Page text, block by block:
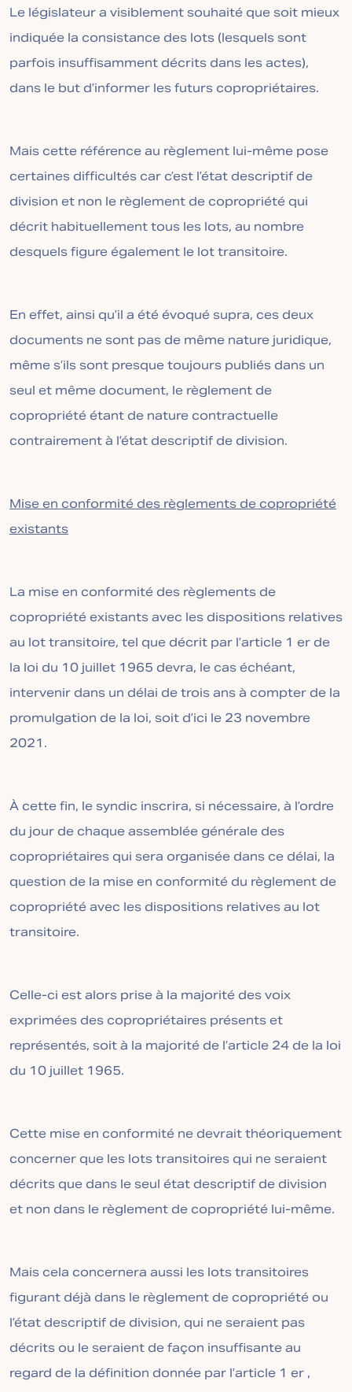
Le législateur a visiblement souhaité que soit mieux
indiquée la consistance des lots (lesquels sont
parfois insuffisamment décrits dans les actes),
dans le but d’informer les futurs copropriétaires.
Mais cette référence au règlement lui-même pose
certaines difficultés car c’est l’état descriptif de
division et non le règlement de copropriété qui
décrit habituellement tous les lots, au nombre
desquels figure également le lot transitoire.
En effet, ainsi qu’il a été évoqué supra, ces deux
documents ne sont pas de même nature juridique,
même s’ils sont presque toujours publiés dans un
seul et même document, le règlement de
copropriété étant de nature contractuelle
contrairement à l’état descriptif de division.
Mise en conformité des règlements de copropriété
existants
La mise en conformité des règlements de
copropriété existants avec les dispositions relatives
au lot transitoire, tel que décrit par l’article 1 er de
la loi du 10 juillet 1965 devra, le cas échéant,
intervenir dans un délai de trois ans à compter de la
promulgation de la loi, soit d’ici le 23 novembre
2021.
À cette fin, le syndic inscrira, si nécessaire, à l’ordre
du jour de chaque assemblée générale des
copropriétaires qui sera organisée dans ce délai, la
question de la mise en conformité du règlement de
copropriété avec les dispositions relatives au lot
transitoire.
Celle-ci est alors prise à la majorité des voix
exprimées des copropriétaires présents et
représentés, soit à la majorité de l’article 24 de la loi
du 10 juillet 1965.
Cette mise en conformité ne devrait théoriquement
concerner que les lots transitoires qui ne seraient
décrits que dans le seul état descriptif de division
et non dans le règlement de copropriété lui-même.
Mais cela concernera aussi les lots transitoires
figurant déjà dans le règlement de copropriété ou
l’état descriptif de division, qui ne seraient pas
décrits ou le seraient de façon insuffisante au
regard de la définition donnée par l’article 1 er ,